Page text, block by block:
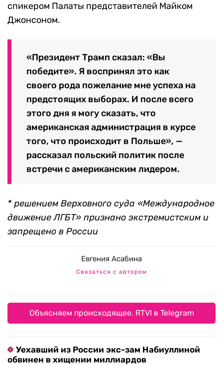
спикером Палаты представителей Майком
Джонсоном.
«Президент Трамп сказал: «Вы
победите». Я воспринял это как
своего рода пожелание мне успеха на
предстоящих выборах. И после всего
этого дня я могу сказать, что
американская администрация в курсе
того, что происходит в Польше», —
рассказал польский политик после
встречи с американским лидером.
* решением Верховного суда «Международное
движение ЛГБТ» признано экстремистским и
запрещено в России
Евгения Асабина
Связаться с автором
Объясняем происходящее. RTVI в Telegram
Уехавший из России экс-зам Набиуллиной
обвинен в хищении миллиардов